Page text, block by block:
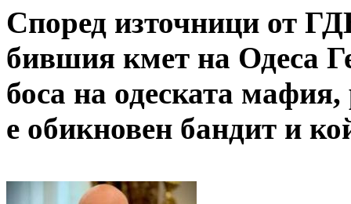
Според източници от
бившия кмет на Одеса
боса на одеската
е обикновен бандит и